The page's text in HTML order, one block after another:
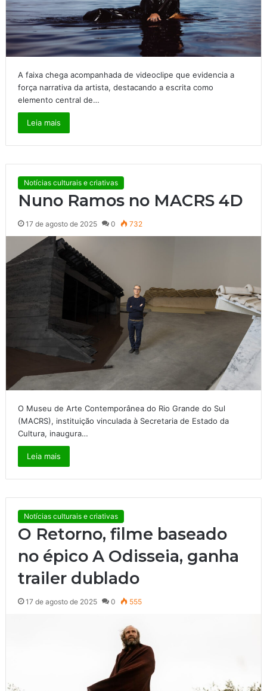
A faixa chega acompanhada de videoclipe que evidencia a
força narrativa da artista, destacando a escrita como
elemento central de…
Leia mais
Notícias culturais e criativas
Nuno Ramos no MACRS 4D
17 de agosto de 2025 0 732
O Museu de Arte Contemporânea do Rio Grande do Sul
(MACRS), instituição vinculada à Secretaria de Estado da
Cultura, inaugura…
Leia mais
Notícias culturais e criativas
O Retorno, filme baseado
no épico A Odisseia, ganha
trailer dublado
17 de agosto de 2025 0 555